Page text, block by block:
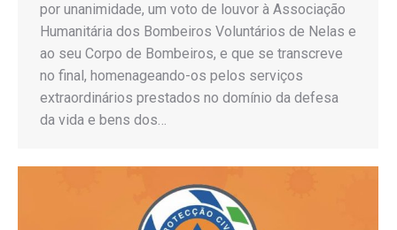
por unanimidade, um voto de louvor à Associação
Humanitária dos Bombeiros Voluntários de Nelas e
ao seu Corpo de Bombeiros, e que se transcreve
no final, homenageando-os pelos serviços
extraordinários prestados no domínio da defesa
da vida e bens dos…